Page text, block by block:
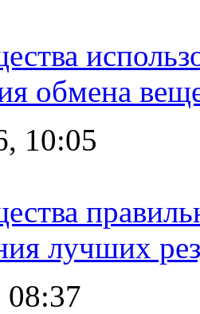
обмена
10:05
лучших
08:37